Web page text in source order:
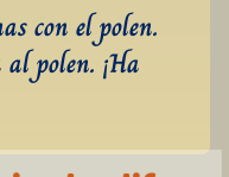
con el polen.
polen. ¡Ha